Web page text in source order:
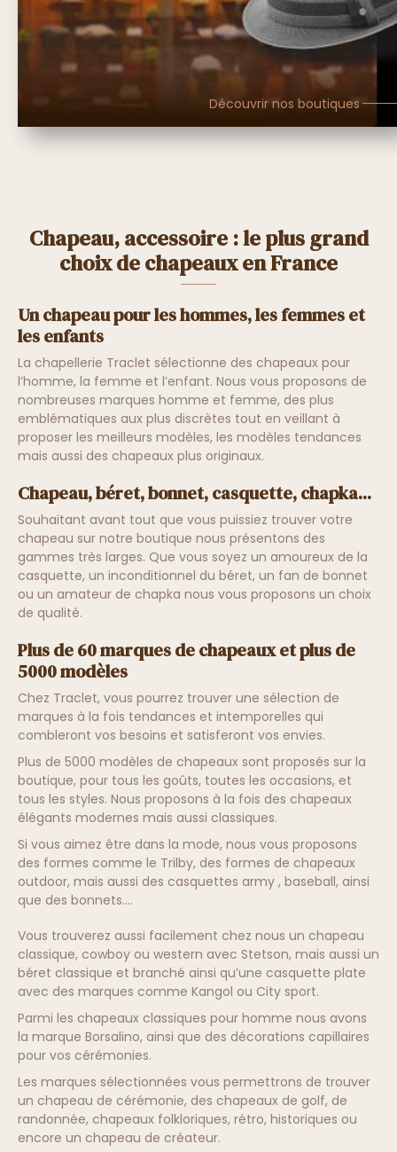
Découvrir nos boutiques
Chapeau, accessoire : le plus grand
choix de chapeaux en France
Un chapeau pour les hommes, les femmes et
les enfants
La chapellerie Traclet sélectionne des chapeaux pour
l’homme, la femme et l’enfant. Nous vous proposons de
nombreuses marques homme et femme, des plus
emblématiques aux plus discrètes tout en veillant à
proposer les meilleurs modèles, les modèles tendances
mais aussi des chapeaux plus originaux.
Chapeau, béret, bonnet, casquette, chapka...
Souhaitant avant tout que vous puissiez trouver votre
chapeau sur notre boutique nous présentons des
gammes très larges. Que vous soyez un amoureux de la
casquette, un inconditionnel du béret, un fan de bonnet
ou un amateur de chapka nous vous proposons un choix
de qualité.
Plus de 60 marques de chapeaux et plus de
5000 modèles
Chez Traclet, vous pourrez trouver une sélection de
marques à la fois tendances et intemporelles qui
combleront vos besoins et satisferont vos envies.
Plus de 5000 modèles de chapeaux sont proposés sur la
boutique, pour tous les goûts, toutes les occasions, et
tous les styles. Nous proposons à la fois des chapeaux
élégants modernes mais aussi classiques.
Si vous aimez être dans la mode, nous vous proposons
des formes comme le Trilby, des formes de chapeaux
outdoor, mais aussi des casquettes army , baseball, ainsi
que des bonnets….
Vous trouverez aussi facilement chez nous un chapeau
classique, cowboy ou western avec Stetson, mais aussi un
béret classique et branché ainsi qu’une casquette plate
avec des marques comme Kangol ou City sport.
Parmi les chapeaux classiques pour homme nous avons
la marque Borsalino, ainsi que des décorations capillaires
pour vos cérémonies.
Les marques sélectionnées vous permettrons de trouver
un chapeau de cérémonie, des chapeaux de golf, de
randonnée, chapeaux folkloriques, rétro, historiques ou
encore un chapeau de créateur.